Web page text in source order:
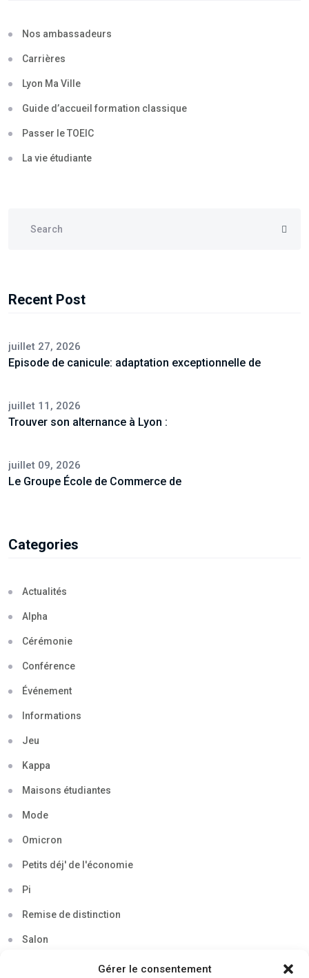
Gérer le consentement
Nos ambassadeurs
Carrières
Lyon Ma Ville
Guide d’accueil formation classique
Passer le TOEIC
La vie étudiante
Recent Post
juillet 27, 2026
Episode de canicule: adaptation exceptionnelle de
juillet 11, 2026
Trouver son alternance à Lyon :
juillet 09, 2026
Le Groupe École de Commerce de
Categories
Actualités
Alpha
Cérémonie
Conférence
Événement
Informations
Jeu
Kappa
Maisons étudiantes
Mode
Omicron
Petits déj' de l'économie
Pi
Remise de distinction
Salon